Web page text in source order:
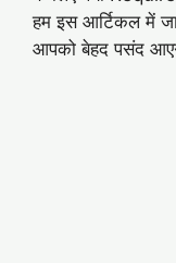
हम इस आर्टिकल में
आपको बेहद पसंद